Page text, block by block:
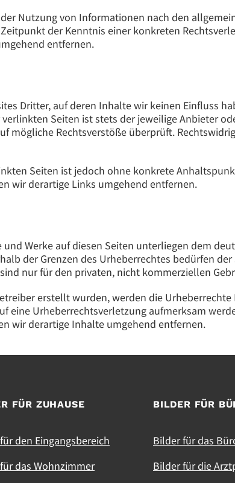
Nutzung von Informationen nach den
der Kenntnis einer konkreten
entfernen.
Dritter, auf deren Inhalte wir keinen Einfluss
Seiten ist stets der jeweilige Anbieter
mögliche Rechtsverstöße überprüft.
Seiten ist jedoch ohne konkrete
wir derartige Links umgehend entfernen.
Werke auf diesen Seiten unterliegen dem
der Grenzen des Urheberrechtes bedürfen
nur für den privaten, nicht kommerziellen
erstellt wurden, werden die
eine Urheberrechtsverletzung aufmerksam
wir derartige Inhalte umgehend entfernen.
FÜR ZUHAUSE
den Eingangsbereich
das Wohnzimmer
BILDER FÜR
Bilder für das
Bilder für die